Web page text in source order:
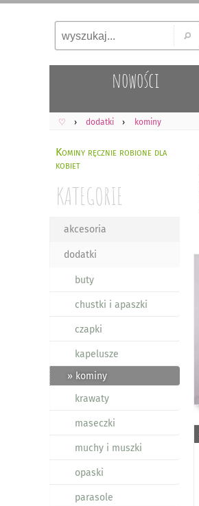
nowości
♡ dodatki kominy
Kominy ręcznie robione dla
kobiet
KATEGORIE
akcesoria
dodatki
buty
chustki i apaszki
czapki
kapelusze
» kominy
krawaty
maseczki
muchy i muszki
opaski
parasole